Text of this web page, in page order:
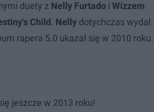
duety z Nelly Furtado i Wizzem
Child. Nelly dotychczas wydał
rapera 5.0 ukazał się w 2010 roku.
jeszcze w 2013 roku!